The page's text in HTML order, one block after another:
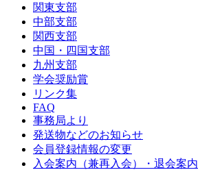
関東支部
中部支部
関西支部
中国・四国支部
九州支部
学会奨励賞
リンク集
FAQ
事務局より
発送物などのお知らせ
会員登録情報の変更
入会案内（兼再入会）・退会案内